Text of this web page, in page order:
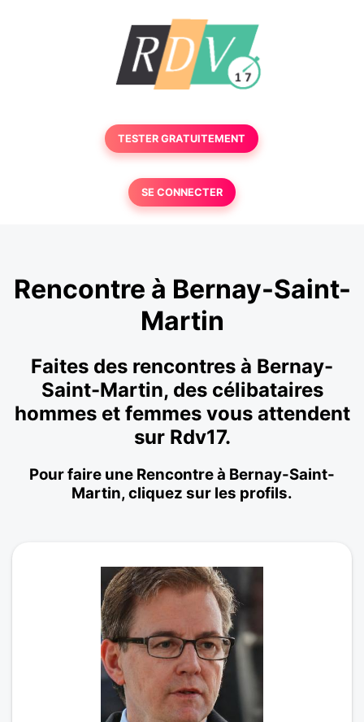
TESTER GRATUITEMENT
SE CONNECTER
Rencontre à Bernay-Saint-
Martin
Faites des rencontres à Bernay-
Saint-Martin, des célibataires
hommes et femmes vous attendent
sur Rdv17.
Pour faire une Rencontre à Bernay-Saint-
Martin, cliquez sur les profils.